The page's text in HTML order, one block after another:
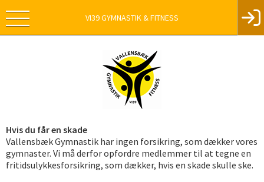
VI39 GYMNASTIK & FITNESS
Hvis du får en skade
Vallensbæk Gymnastik har ingen forsikring, som dækker vores
gymnaster. Vi må derfor opfordre medlemmer til at tegne en
fritidsulykkesforsikring, som dækker, hvis en skade skulle ske.